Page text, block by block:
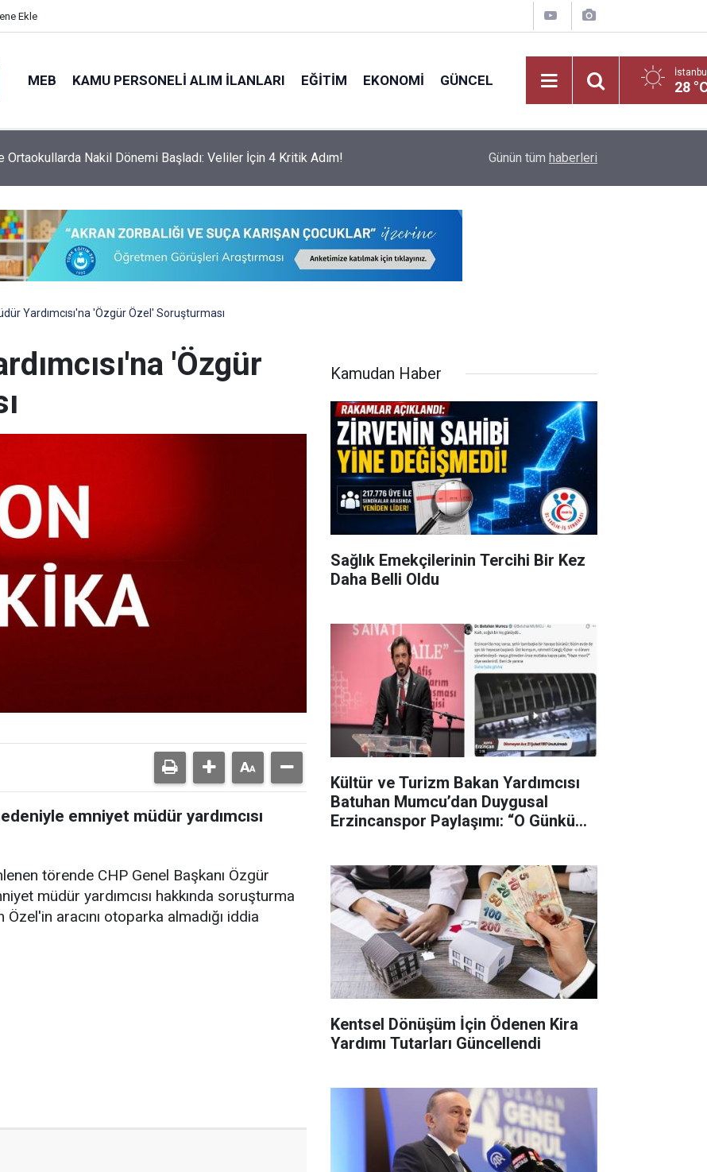
Ekle
MEB KAMU PERSONELI ALIM İLANLARI EĞITIM EKONOMI GÜNCEL 28
Ortaokullarda Nakil Dönemi Başladı: Veliler İçin 4 Kritik Adım! Norm Fazlası Sözleşmeli Öğretmenler O İllere
Günün tüm haberleri
Yardımcısı'na 'Özgür Özel' Soruşturması
'Özgür
emniyet müdür yardımcısı
törende CHP Genel Başkanı Özgür
müdür yardımcısı hakkında soruşturma
Özel'in aracını otoparka almadığı iddia
Kamudan Haber
Sağlık Emekçilerinin Tercihi Bir Kez
Daha Belli Oldu
Kültür ve Turizm Bakan Yardımcısı
Batuhan Mumcu’dan Duygusal
Erzincanspor Paylaşımı: “O Günkü
Kentsel Dönüşüm İçin Ödenen Kira
Yardımı Tutarları Güncellendi